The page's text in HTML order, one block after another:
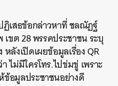
เสธข้อกล่าวหาที่ ชลณัฏฐ์
ขต 28 พรรคประชาชน ระบุ
ลังเปิดเผยข้อมูลเรื่อง QR
ไม่มีใครโทร.ไปข่มขู่ เพราะ
อมูลประชาชนอย่างดี
LINE EMAIL